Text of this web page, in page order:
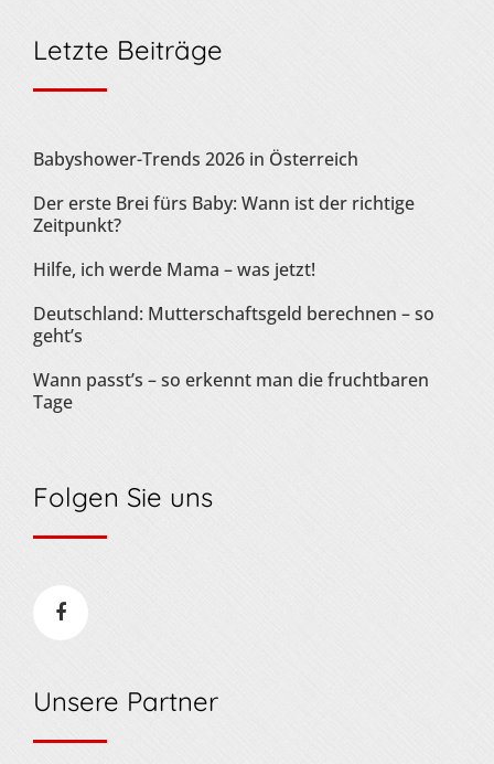
Letzte Beiträge
Babyshower-Trends 2026 in Österreich
Der erste Brei fürs Baby: Wann ist der richtige
Zeitpunkt?
Hilfe, ich werde Mama – was jetzt!
Deutschland: Mutterschaftsgeld berechnen – so
geht’s
Wann passt’s – so erkennt man die fruchtbaren
Tage
Folgen Sie uns
Unsere Partner